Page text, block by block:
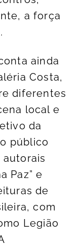
a força
ainda
Costa,
diferentes
local e
da
público
Paz” e
de
com
Legião